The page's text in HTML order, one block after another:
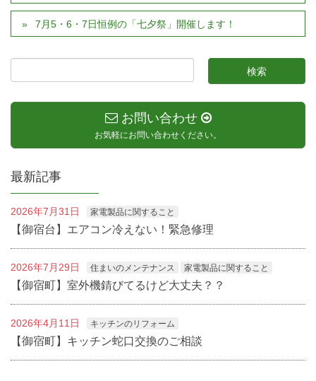
7月5・6・7日恒例の「七夕祭」開催します！
お問い合わせ
お気軽にお問い合わせください。
最新記事
2026年7月31日 家電製品に関すること
【御宿台】エアコン冷えない！緊急修理
2026年7月29日 住まいのメンテナンス 家電製品に関すること
【御宿町】室外機錆びてるけど大丈夫？？
2026年4月11日 キッチンのリフォーム
【御宿町】キッチン蛇口交換のご相談